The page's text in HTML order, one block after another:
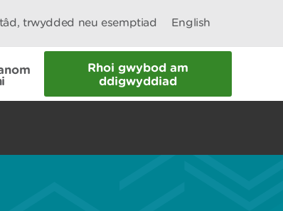
trwydded neu esemptiad English
Rhoi gwybod am
ddigwyddiad